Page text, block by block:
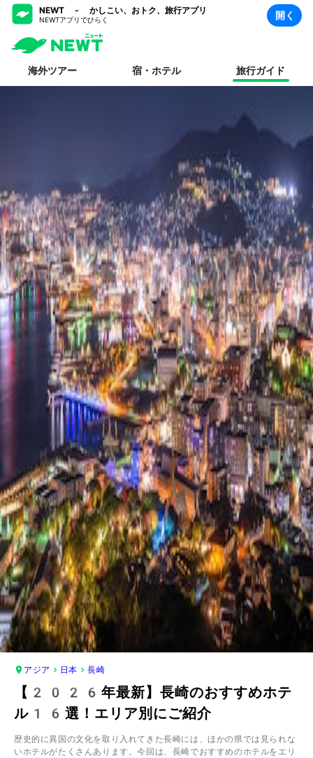
NEWT - かしこい、おトク、旅行アプリ
NEWTアプリでひらく 開く
海外ツアー 宿・ホテル 旅行ガイド
アジア 日本 長崎
【2026年最新】長崎のおすすめホテ
ル16選！エリア別にご紹介
歴史的に異国の文化を取り入れてきた長崎には、ほかの県では見られな
いホテルがたくさんあります。今回は、長崎でおすすめのホテルをエリ